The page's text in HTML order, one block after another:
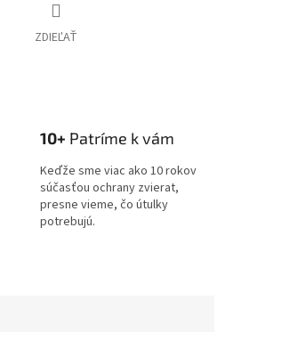
ZDIEĽAŤ
10+ Patríme k vám
Keďže sme viac ako 10 rokov
súčasťou ochrany zvierat,
presne vieme, čo útulky
potrebujú.